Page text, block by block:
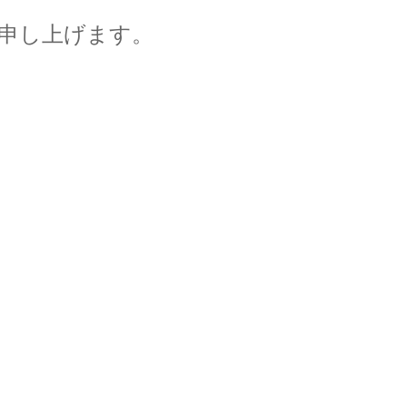
し上げます。